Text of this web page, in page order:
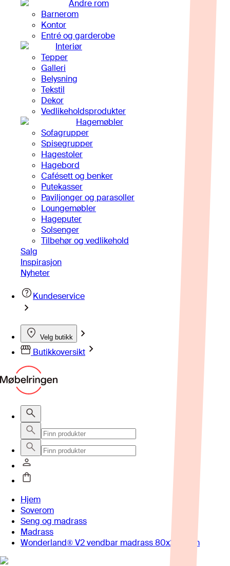
Andre rom
Barnerom
Kontor
Entré og garderobe
Interiør
Tepper
Galleri
Belysning
Tekstil
Dekor
Vedlikeholdsprodukter
Hagemøbler
Sofagrupper
Spisegrupper
Hagestoler
Hagebord
Cafésett og benker
Putekasser
Paviljonger og parasoller
Loungemøbler
Hageputer
Solsenger
Tilbehør og vedlikehold
Salg
Inspirasjon
Nyheter
Kundeservice
Velg butikk
Butikkoversikt
Hjem
Soverom
Seng og madrass
Madrass
Wonderland® V2 vendbar madrass 80x200 cm